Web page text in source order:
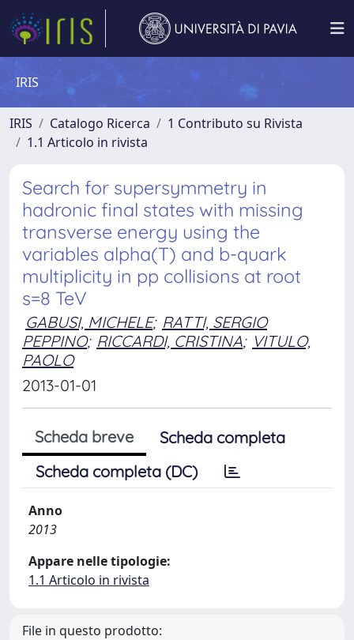
IRIS
IRIS Catalogo Ricerca
1 Contributo su Rivista
1.1 Articolo in rivista
Search for supersymmetry in
hadronic final states with missing
transverse energy using the
variables alpha(T) and b-quark
multiplicity in pp collisions at root
s=8 TeV
GABUSI, MICHELE; RATTI, SERGIO
PEPPINO; RICCARDI, CRISTINA; VITULO,
PAOLO
2013-01-01
Scheda breve
Scheda completa
Scheda completa (DC)
Anno
2013
Appare nelle tipologie:
1.1 Articolo in rivista
File in questo prodotto: